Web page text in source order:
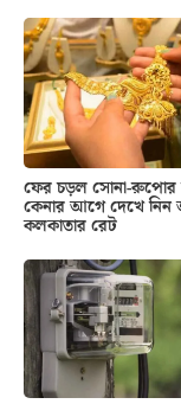
ফের চড়ল সোনা-রুপোর
কেনার আগে দেখে
কলকাতার রেট